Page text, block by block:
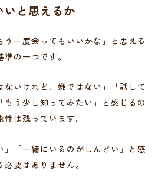
いと思えるか
う一度会ってもいいかな」と思える
の一つです。
いけれど、嫌ではない」「話して
う少し知ってみたい」と感じるの
は残っています。
「一緒にいるのがしんどい」と感
要はありません。